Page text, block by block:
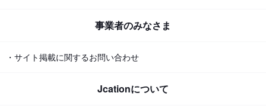
事業者のみなさま
・サイト掲載に関するお問い合わせ
Jcationについて